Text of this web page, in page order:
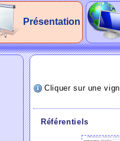
Présentation
Cliquer sur une
Référentiels